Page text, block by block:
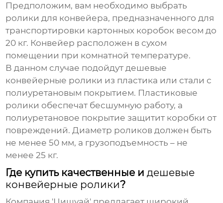
Предположим, вам необходимо выбрать
ролики для конвейера, предназначенного для
транспортировки картонных коробок весом до
20 кг. Конвейер расположен в сухом
помещении при комнатной температуре.
В данном случае подойдутдешевые
конвейерные ролики из пластика или стали с
полиуретановым покрытием. Пластиковые
ролики обеспечат бесшумную работу, а
полиуретановое покрытие защитит коробки от
повреждений. Диаметр роликов должен быть
не менее 50 мм, а грузоподъемность – не
менее 25 кг.
Где купить качественные идешевые
конвейерные ролики?